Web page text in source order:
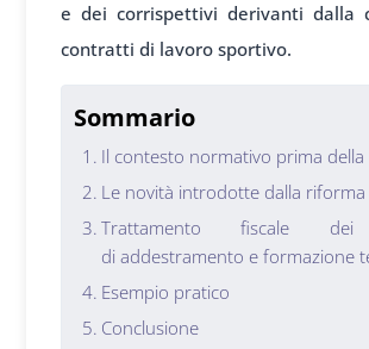
e dei corrispettivi derivanti dalla
contratti di lavoro sportivo.
Sommario
Il contesto normativo prima
Le novità introdotte dalla riforma
Trattamento fiscale
di addestramento e formazione
Esempio pratico
Conclusione